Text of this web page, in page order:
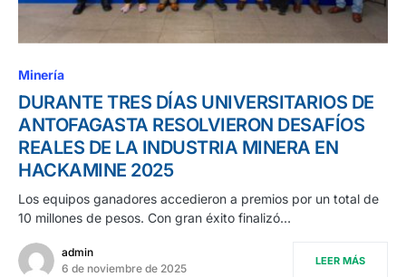
Minería
DURANTE TRES DÍAS UNIVERSITARIOS DE
ANTOFAGASTA RESOLVIERON DESAFÍOS
REALES DE LA INDUSTRIA MINERA EN
HACKAMINE 2025
Los equipos ganadores accedieron a premios por un total de
10 millones de pesos. Con gran éxito finalizó…
admin
6 de noviembre de 2025
LEER MÁS